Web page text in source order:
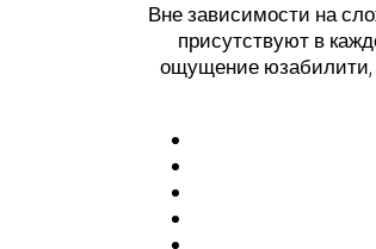
Вне зависимости на
присутствуют в
ощущение юзабилити,